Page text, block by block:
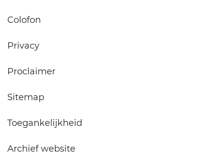
Colofon
Privacy
Proclaimer
Sitemap
Toegankelijkheid
Archief website